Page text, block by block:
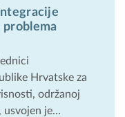
problema
Hrvatske za
održanoj
usvojen je…